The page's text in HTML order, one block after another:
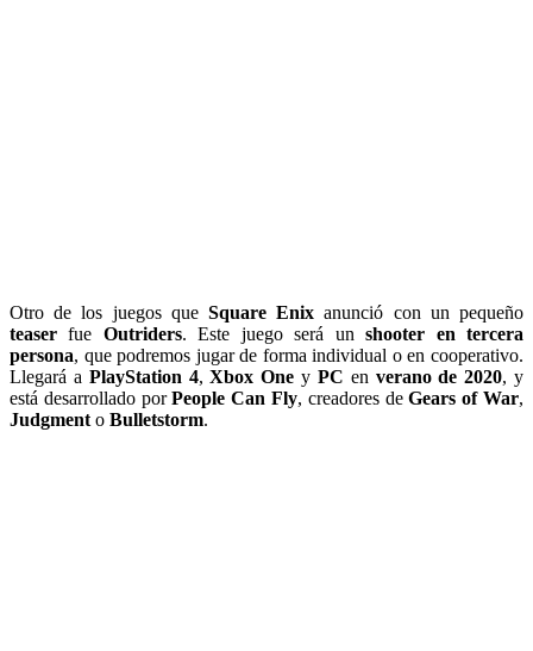
Otro de los juegos que Square Enix anunció con un pequeño
teaser fue Outriders. Este juego será unshooter en tercera
persona, que podremos jugar de forma individual o en cooperativo.
Llegará a PlayStation 4,Xbox One y PC en verano de 2020, y
está desarrollado porPeople Can Fly, creadores deGears of War,
Judgment o Bulletstorm.